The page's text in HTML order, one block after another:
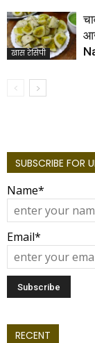
खास रेसिपी
SUBSCRIBE FOR
Name*
Email*
RECENT